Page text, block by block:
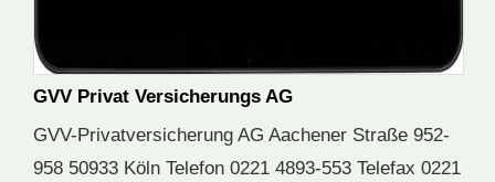
GVV Privat Versicherungs AG
GVV-Privatversicherung AG Aachener Straße 952-
958 50933 Köln Telefon 0221 4893-553 Telefax 0221